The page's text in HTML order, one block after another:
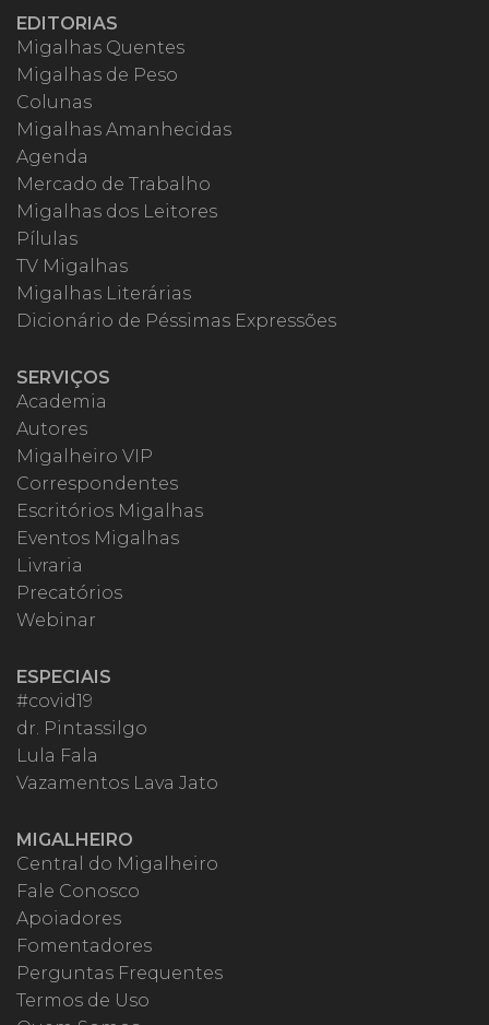
EDITORIAS
Migalhas Quentes
Migalhas de Peso
Colunas
Migalhas Amanhecidas
Agenda
Mercado de Trabalho
Migalhas dos Leitores
Pílulas
TV Migalhas
Migalhas Literárias
Dicionário de Péssimas Expressões
SERVIÇOS
Academia
Autores
Migalheiro VIP
Correspondentes
Escritórios Migalhas
Eventos Migalhas
Livraria
Precatórios
Webinar
ESPECIAIS
#covid19
dr. Pintassilgo
Lula Fala
Vazamentos Lava Jato
MIGALHEIRO
Central do Migalheiro
Fale Conosco
Apoiadores
Fomentadores
Perguntas Frequentes
Termos de Uso